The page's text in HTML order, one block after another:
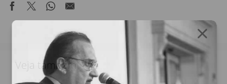
Veja também